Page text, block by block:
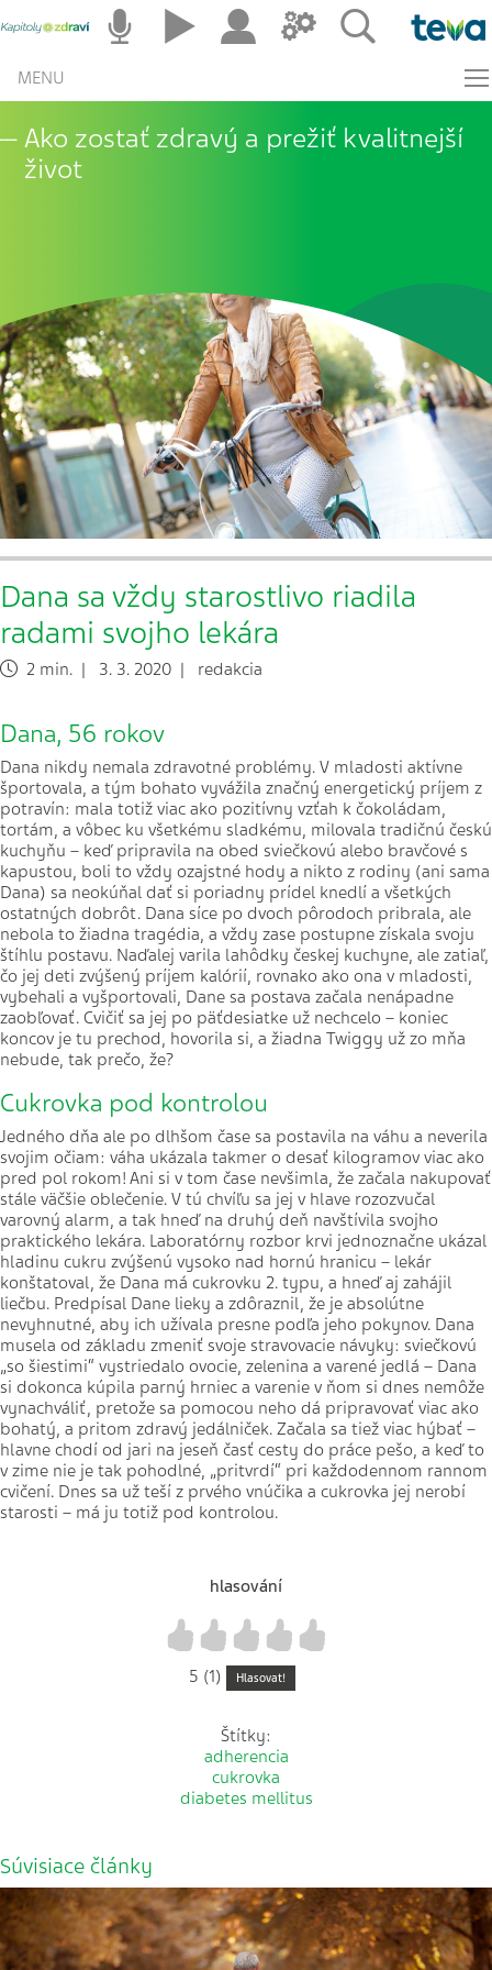
MENU
Ako zostať zdravý a prežiť kvalitnejší
život
Dana sa vždy starostlivo riadila
radami svojho lekára
2 min. | 3. 3. 2020 | redakcia
Dana, 56 rokov
Dana nikdy nemala zdravotné problémy. V mladosti aktívne
športovala, a tým bohato vyvážila značný energetický príjem z
potravín: mala totiž viac ako pozitívny vzťah k čokoládam,
tortám, a vôbec ku všetkému sladkému, milovala tradičnú českú
kuchyňu – keď pripravila na obed sviečkovú alebo bravčové s
kapustou, boli to vždy ozajstné hody a nikto z rodiny (ani sama
Dana) sa neokúňal dať si poriadny prídel knedlí a všetkých
ostatných dobrôt. Dana síce po dvoch pôrodoch pribrala, ale
nebola to žiadna tragédia, a vždy zase postupne získala svoju
štíhlu postavu. Naďalej varila lahôdky českej kuchyne, ale zatiaľ,
čo jej deti zvýšený príjem kalórií, rovnako ako ona v mladosti,
vybehali a vyšportovali, Dane sa postava začala nenápadne
zaobľovať. Cvičiť sa jej po päťdesiatke už nechcelo – koniec
koncov je tu prechod, hovorila si, a žiadna Twiggy už zo mňa
nebude, tak prečo, že?
Cukrovka pod kontrolou
Jedného dňa ale po dlhšom čase sa postavila na váhu a neverila
svojim očiam: váha ukázala takmer o desať kilogramov viac ako
pred pol rokom! Ani si v tom čase nevšimla, že začala nakupovať
stále väčšie oblečenie. V tú chvíľu sa jej v hlave rozozvučal
varovný alarm, a tak hneď na druhý deň navštívila svojho
praktického lekára. Laboratórny rozbor krvi jednoznačne ukázal
hladinu cukru zvýšenú vysoko nad hornú hranicu – lekár
konštatoval, že Dana má cukrovku 2. typu, a hneď aj zahájil
liečbu. Predpísal Dane lieky a zdôraznil, že je absolútne
nevyhnutné, aby ich užívala presne podľa jeho pokynov. Dana
musela od základu zmeniť svoje stravovacie návyky: sviečkovú
„so šiestimi“ vystriedalo ovocie, zelenina a varené jedlá – Dana
si dokonca kúpila parný hrniec a varenie v ňom si dnes nemôže
vynachváliť, pretože sa pomocou neho dá pripravovať viac ako
bohatý, a pritom zdravý jedálniček. Začala sa tiež viac hýbať –
hlavne chodí od jari na jeseň časť cesty do práce pešo, a keď to
v zime nie je tak pohodlné, „pritvrdí“ pri každodennom rannom
cvičení. Dnes sa už teší z prvého vnúčika a cukrovka jej nerobí
starosti – má ju totiž pod kontrolou.
hlasování
4
3
2
1
5 (1) Hlasovat!
Štítky:
adherencia
cukrovka
diabetes mellitus
Súvisiace články